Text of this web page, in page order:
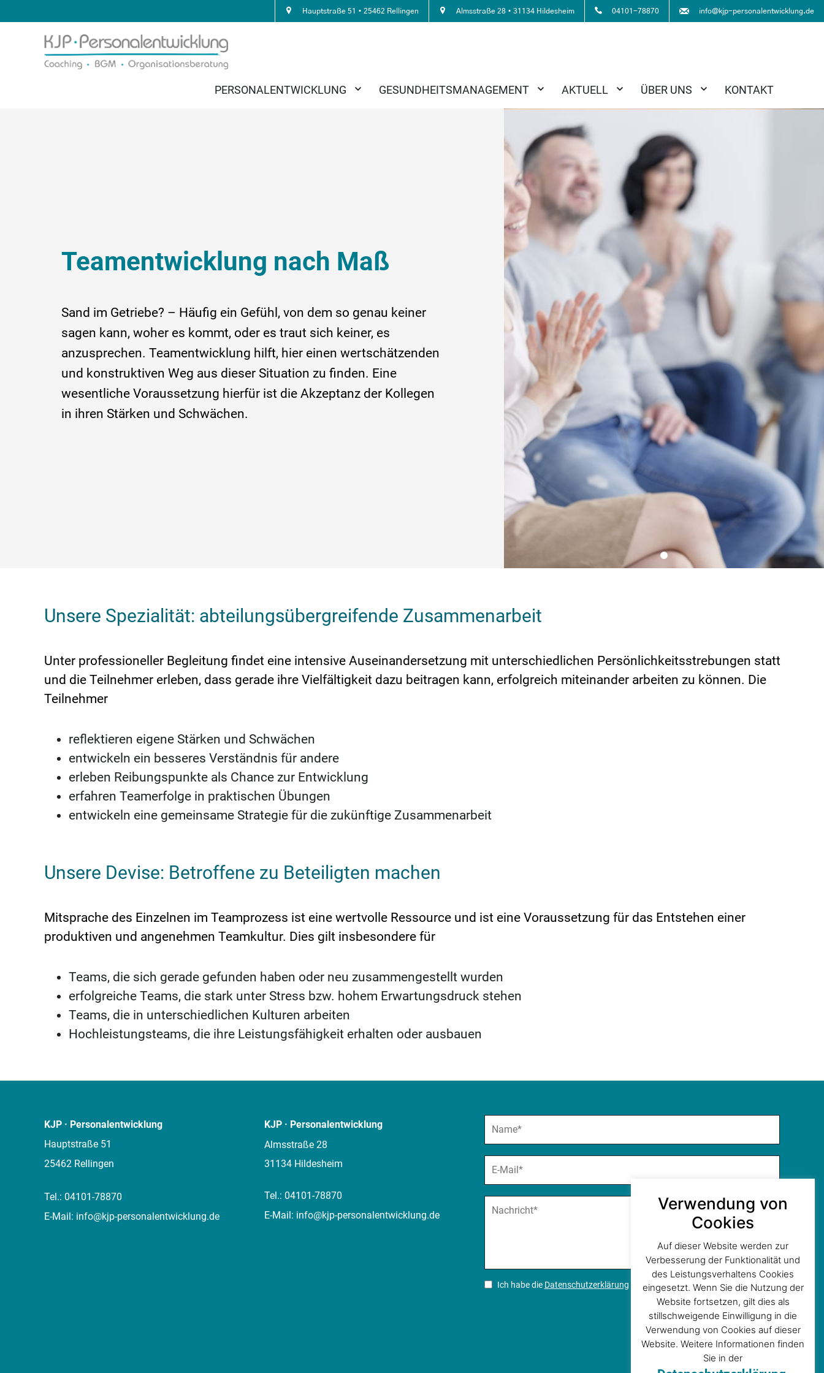
Hauptstraße 51 • 25462 Rellingen Almsstraße 28 • 31134 Hildesheim 04101-78870 info@kjp-personalentwicklung.de
PERSONALENTWICKLUNG GESUNDHEITSMANAGEMENT AKTUELL ÜBER UNS KONTAKT
Teamentwicklung nach Maß
Sand im Getriebe? – Häufig ein Gefühl, von dem so genau keiner
sagen kann, woher es kommt, oder es traut sich keiner, es
anzusprechen. Teamentwicklung hilft, hier einen wertschätzenden
und konstruktiven Weg aus dieser Situation zu finden. Eine
wesentliche Voraussetzung hierfür ist die Akzeptanz der Kollegen
in ihren Stärken und Schwächen.
Unsere Spezialität: abteilungsübergreifende Zusammenarbeit
Unter professioneller Begleitung findet eine intensive Auseinandersetzung mit unterschiedlichen Persönlichkeitsstrebungen statt
und die Teilnehmer erleben, dass gerade ihre Vielfältigkeit dazu beitragen kann, erfolgreich miteinander arbeiten zu können. Die
Teilnehmer
reflektieren eigene Stärken und Schwächen
entwickeln ein besseres Verständnis für andere
erleben Reibungspunkte als Chance zur Entwicklung
erfahren Teamerfolge in praktischen Übungen
entwickeln eine gemeinsame Strategie für die zukünftige Zusammenarbeit
Unsere Devise: Betroffene zu Beteiligten machen
Mitsprache des Einzelnen im Teamprozess ist eine wertvolle Ressource und ist eine Voraussetzung für das Entstehen einer
produktiven und angenehmen Teamkultur. Dies gilt insbesondere für
Teams, die sich gerade gefunden haben oder neu zusammengestellt wurden
erfolgreiche Teams, die stark unter Stress bzw. hohem Erwartungsdruck stehen
Teams, die in unterschiedlichen Kulturen arbeiten
Hochleistungsteams, die ihre Leistungsfähigkeit erhalten oder ausbauen
KJP · Personalentwicklung
Hauptstraße 51
25462 Rellingen
Tel.: 04101-78870
E-Mail: info@kjp-personalentwicklung.de
KJP · Personalentwicklung
Almsstraße 28
31134 Hildesheim
Tel.: 04101-78870
E-Mail: info@kjp-personalentwicklung.de
Ich habe die Datenschutzerklärung zur Kenntnis genommen.*
Verwendung von
Cookies
Auf dieser Website werden zur
Verbesserung der Funktionalität und
des Leistungsverhaltens Cookies
eingesetzt. Wenn Sie die Nutzung der
Website fortsetzen, gilt dies als
stillschweigende Einwilligung in die
Verwendung von Cookies auf dieser
Website. Weitere Informationen finden
Sie in der